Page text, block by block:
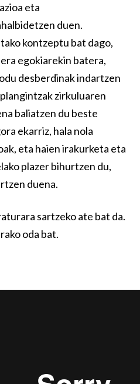
eta
duen.
kontzeptu bat dago,
egokiarekin batera,
desberdinak indartzen
zirkuluaren
baliatzen du beste
ekarriz, hala nola
eta haien irakurketa eta
plazer bihurtzen du,
duena.
sartzeko ate bat da.
oda bat.